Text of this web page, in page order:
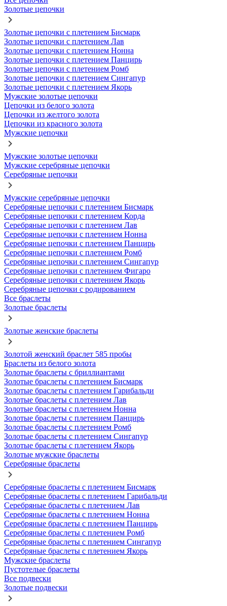
Золотые цепочки
Золотые цепочки с плетением Бисмарк
Золотые цепочки с плетением Лав
Золотые цепочки с плетением Нонна
Золотые цепочки с плетением Панцирь
Золотые цепочки с плетением Ромб
Золотые цепочки с плетением Сингапур
Золотые цепочки с плетением Якорь
Мужские золотые цепочки
Цепочки из белого золота
Цепочки из желтого золота
Цепочки из красного золота
Мужские цепочки
Мужские золотые цепочки
Мужские серебряные цепочки
Серебряные цепочки
Мужские серебряные цепочки
Серебряные цепочки с плетением Бисмарк
Серебряные цепочки с плетением Корда
Серебряные цепочки с плетением Лав
Серебряные цепочки с плетением Нонна
Серебряные цепочки с плетением Панцирь
Серебряные цепочки с плетением Ромб
Серебряные цепочки с плетением Сингапур
Серебряные цепочки с плетением Фигаро
Серебряные цепочки с плетением Якорь
Серебряные цепочки с родированием
Все браслеты
Золотые браслеты
Золотые женские браслеты
Золотой женский браслет 585 пробы
Браслеты из белого золота
Золотые браслеты с бриллиантами
Золотые браслеты с плетением Бисмарк
Золотые браслеты с плетением Гарибальди
Золотые браслеты с плетением Лав
Золотые браслеты с плетением Нонна
Золотые браслеты с плетением Панцирь
Золотые браслеты с плетением Ромб
Золотые браслеты с плетением Сингапур
Золотые браслеты с плетением Якорь
Золотые мужские браслеты
Серебряные браслеты
Серебряные браслеты с плетением Бисмарк
Серебряные браслеты с плетением Гарибальди
Серебряные браслеты с плетением Лав
Серебряные браслеты с плетением Нонна
Серебряные браслеты с плетением Панцирь
Серебряные браслеты с плетением Ромб
Серебряные браслеты с плетением Сингапур
Серебряные браслеты с плетением Якорь
Мужские браслеты
Пустотелые браслеты
Все подвески
Золотые подвески